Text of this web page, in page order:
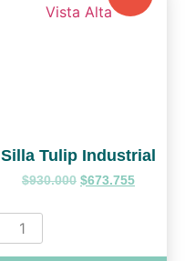
Silla Tulip Industrial
$930.000 $673.755